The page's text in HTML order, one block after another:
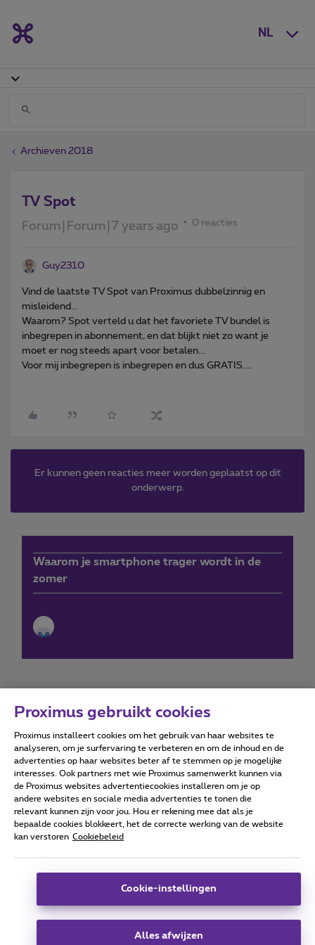
NL
Archieven 2018
TV Spot
Forum|Forum|7 years ago 0 reacties
Guy2310
Vind de laatste TV Spot van Proximus dubbelzinnig en
misleidend...
Waarom? Spot verteld u dat het favoriete TV bundel is
inbegrepen in abonnement, en dat blijkt niet zo want je
moet er nog steeds apart voor betalen...
Voor mij inbegrepen is inbegrepen en dus GRATIS....
Er kunnen geen reacties meer worden geplaatst op dit
onderwerp.
Waarom je smartphone trager wordt in de
zomer
Forumvoorwaarden Accessibility statement
Alle rechten voorbehouden. © Proximus
Algemene voorwaarden, consumenteninfo
Deze website is gecreëerd en wordt beheerd conform het
Koning Albert II-laan 27 - B-1030 Brussel.
Proximus gebruikt cookies
Proximus installeert cookies om het gebruik van haar websites te
analyseren, om je surfervaring te verbeteren en om de inhoud en de
advertenties op haar websites beter af te stemmen op je mogelijke
interesses. Ook partners met wie Proximus samenwerkt kunnen via
de Proximus websites advertentiecookies installeren om je op
andere websites en sociale media advertenties te tonen die
relevant kunnen zijn voor jou. Hou er rekening mee dat als je
bepaalde cookies blokkeert, het de correcte werking van de website
kan verstoren Cookiebeleid
Cookie-instellingen
Alles afwijzen